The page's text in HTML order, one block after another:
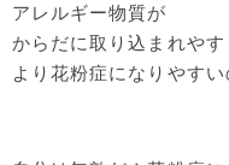
アレルギー物質が
からだに取り込まれやす
より花粉症になりやすい